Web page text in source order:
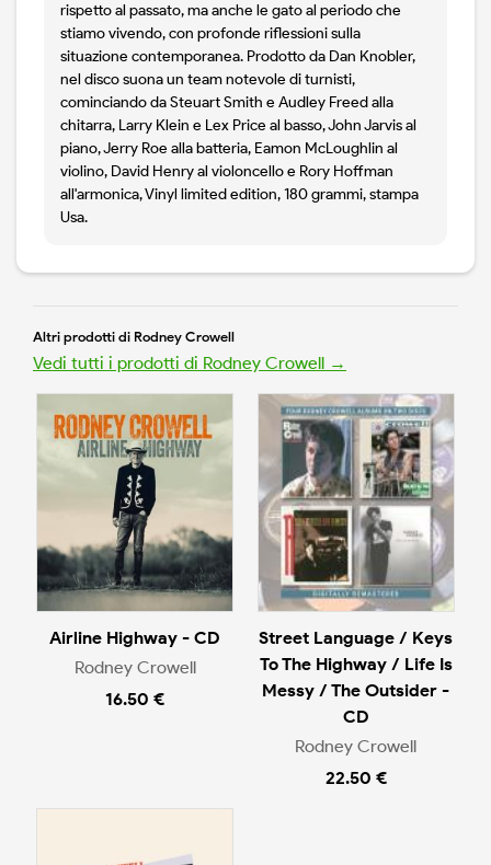
rispetto al passato, ma anche le gato al periodo che
stiamo vivendo, con profonde riflessioni sulla
situazione contemporanea. Prodotto da Dan Knobler,
nel disco suona un team notevole di turnisti,
cominciando da Steuart Smith e Audley Freed alla
chitarra, Larry Klein e Lex Price al basso, John Jarvis al
piano, Jerry Roe alla batteria, Eamon McLoughlin al
violino, David Henry al violoncello e Rory Hoffman
all'armonica, Vinyl limited edition, 180 grammi, stampa
Usa.
Altri prodotti di Rodney Crowell
Vedi tutti i prodotti di Rodney Crowell →
Airline Highway - CD
Rodney Crowell
16.50 €
Street Language / Keys
To The Highway / Life Is
Messy / The Outsider -
CD
Rodney Crowell
22.50 €